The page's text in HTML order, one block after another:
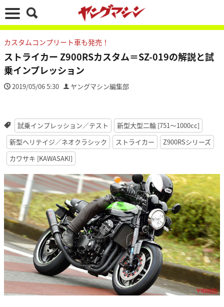
カスタムコンプリート車も発売！
ストライカー Z900RSカスタム＝SZ-019の解説と試
乗インプレッション
2019/05/06 5:30 ヤングマシン編集部
試乗インプレッション／テスト
新型大型二輪 [751〜1000cc]
新型ヘリテイジ／ネオクラシック
ストライカー
Z900RSシリーズ
カワサキ [KAWASAKI]